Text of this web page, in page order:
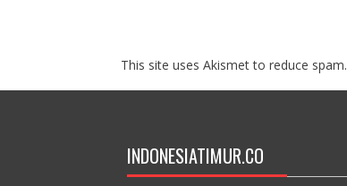
This site uses Akismet to reduce spam.
INDONESIATIMUR.CO